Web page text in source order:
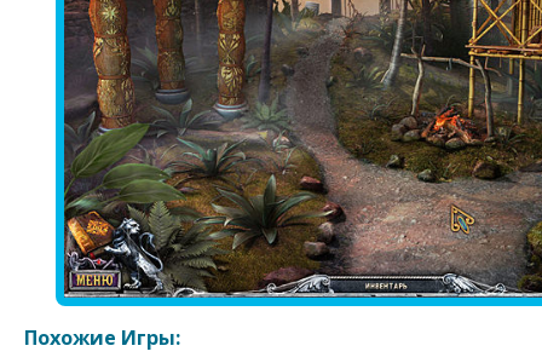
Похожие Игры: